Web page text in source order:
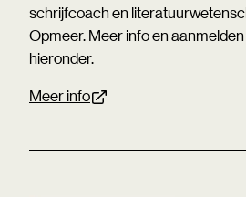
schrijfcoach en
Opmeer. Meer info en
hieronder.
Meer info